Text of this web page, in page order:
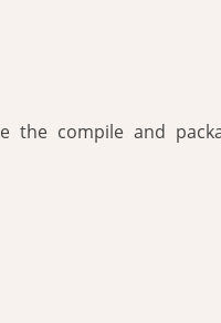
the compile and